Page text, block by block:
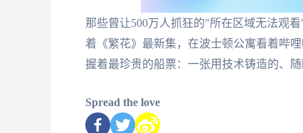
那些曾让500万人抓狂的"所在区域无法观
着《繁花》最新集，在波士顿公寓看着哔
握着最珍贵的船票：一张用技术铸造的、随
Spread the love